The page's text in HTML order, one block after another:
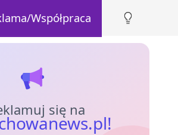
Współpraca
się na